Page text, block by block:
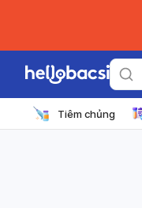
Tiêm chủng